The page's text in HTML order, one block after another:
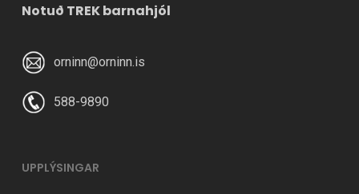
Notuð TREK barnahjól
orninn@orninn.is
588-9890
UPPLÝSINGAR